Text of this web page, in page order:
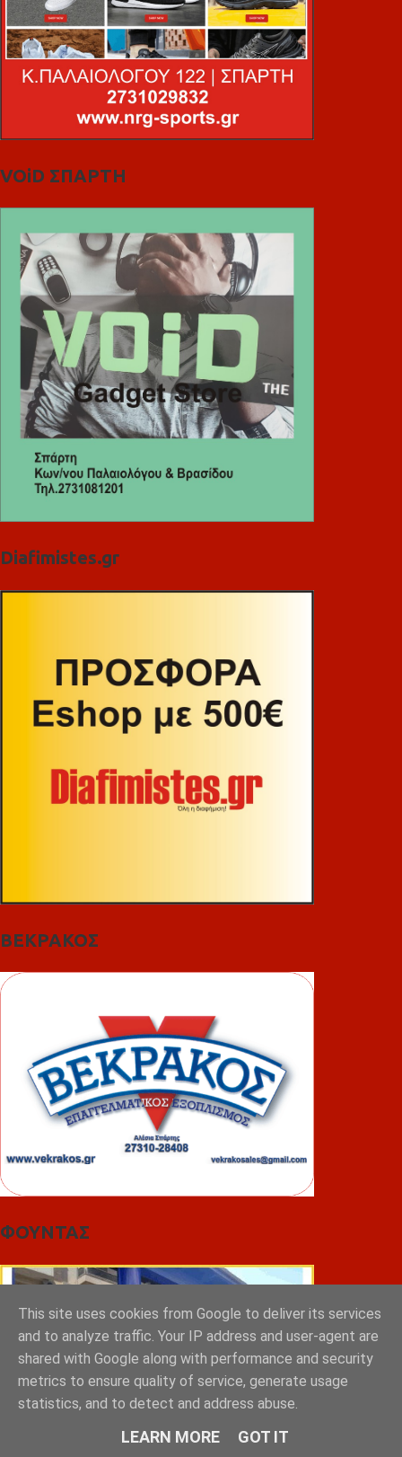
VOiD ΣΠΑΡΤΗ
Diafimistes.gr
ΒΕΚΡΑΚΟΣ
ΦΟΥΝΤΑΣ
This site uses cookies from Google to deliver its services
and to analyze traffic. Your IP address and user-agent are
shared with Google along with performance and security
metrics to ensure quality of service, generate usage
statistics, and to detect and address abuse.
LEARN MORE GOT IT